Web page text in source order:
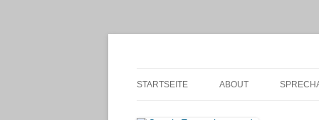
STARTSEITE ABOUT